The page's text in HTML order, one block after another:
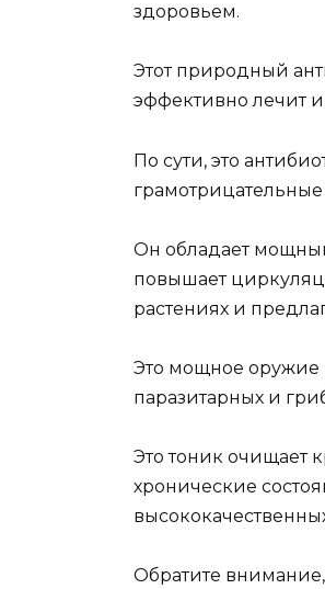
здоровьем.
Этот природный
эффективно лечит
По сути, это
Он обладает
повышает
растениях и
Это мощное оружие
паразитарных и
Это тоник очищает
хронические
Обратите